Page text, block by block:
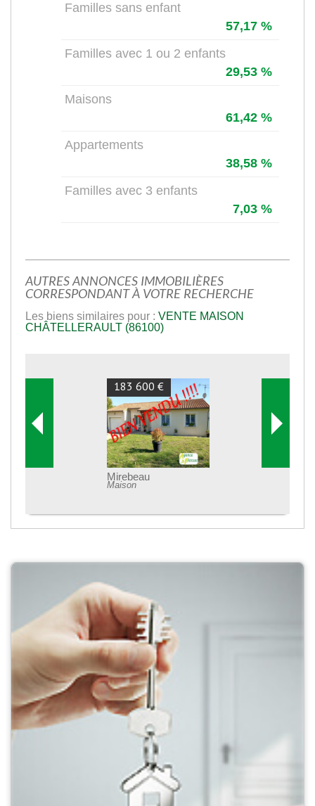
Familles sans enfant
57,17 %
Familles avec 1 ou 2 enfants
29,53 %
Maisons
61,42 %
Appartements
38,58 %
Familles avec 3 enfants
7,03 %
AUTRES ANNONCES IMMOBILIÈRES
CORRESPONDANT À VOTRE RECHERCHE
Les biens similaires pour : VENTE MAISON
CHÂTELLERAULT (86100)
183 600 €
Mirebeau
Maison